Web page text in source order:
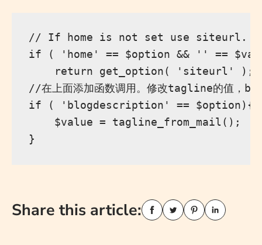
// If home is not set use siteurl.
if ( 'home' == $option && '' ==
    return get_option( 'siteurl' );
//在上面添加函数调用。修改tagline的值
if ( 'blogdescription' == $option){
    $value = tagline_from_mail();
Share this article: